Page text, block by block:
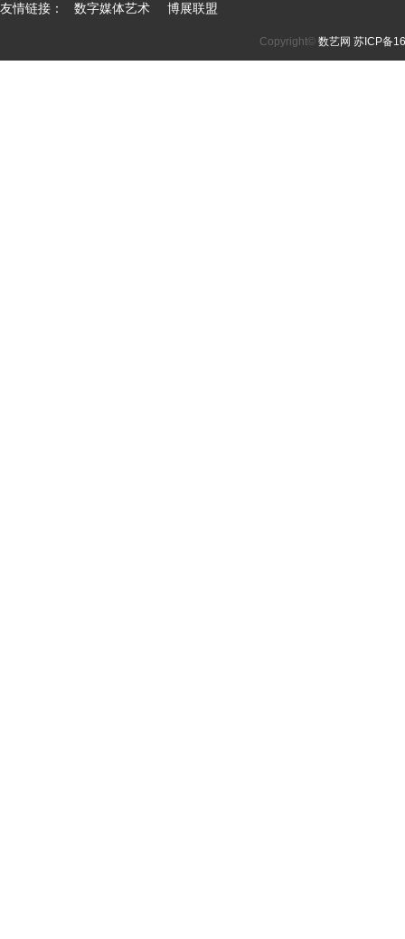
友情链接： 数字媒体艺术 博展联盟
Copyright© 数艺网 苏ICP备